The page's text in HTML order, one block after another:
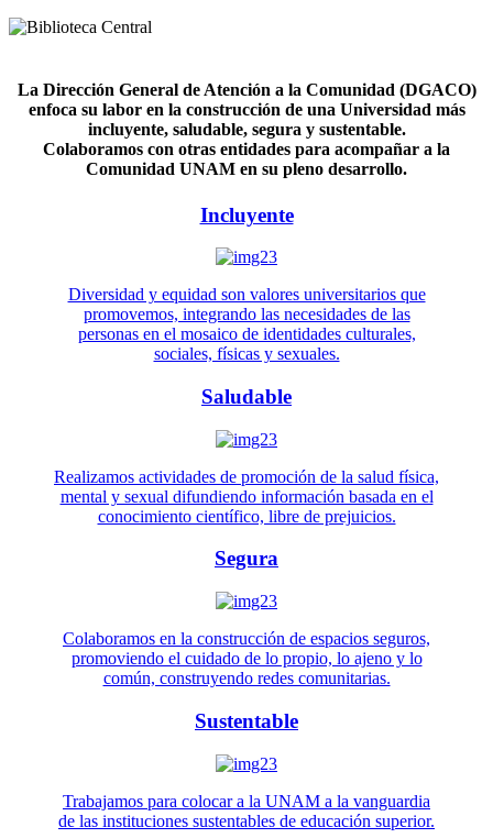
La Dirección General de Atención a la Comunidad (DGACO)
enfoca su labor en la construcción de una Universidad más
incluyente, saludable, segura y sustentable.
Colaboramos con otras entidades para acompañar a la
Comunidad UNAM en su pleno desarrollo.
Incluyente
Diversidad y equidad son valores universitarios que
promovemos, integrando las necesidades de las
personas en el mosaico de identidades culturales,
sociales, físicas y sexuales.
Saludable
Realizamos actividades de promoción de la salud física,
mental y sexual difundiendo información basada en el
conocimiento científico, libre de prejuicios.
Segura
Colaboramos en la construcción de espacios seguros,
promoviendo el cuidado de lo propio, lo ajeno y lo
común, construyendo redes comunitarias.
Sustentable
Trabajamos para colocar a la UNAM a la vanguardia
de las instituciones sustentables de educación superior.